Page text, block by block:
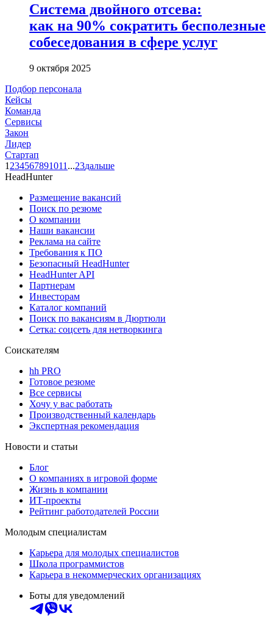
Система двойного отсева:
как на 90% сократить бесполезные
собеседования в сфере услуг
9 октября 2025
Подбор персонала
Кейсы
Команда
Сервисы
Закон
Лидер
Стартап
1 234567891011 ...23дальше
HeadHunter
Размещение вакансий
Поиск по резюме
О компании
Наши вакансии
Реклама на сайте
Требования к ПО
Безопасный HeadHunter
HeadHunter API
Партнерам
Инвесторам
Каталог компаний
Поиск по вакансиям в Дюртюли
Сетка: соцсеть для нетворкинга
Соискателям
hh PRO
Готовое резюме
Все сервисы
Хочу у вас работать
Производственный календарь
Экспертная рекомендация
Новости и статьи
Блог
О компаниях в игровой форме
Жизнь в компании
ИТ-проекты
Рейтинг работодателей России
Молодым специалистам
Карьера для молодых специалистов
Школа программистов
Карьера в некоммерческих организациях
Боты для уведомлений